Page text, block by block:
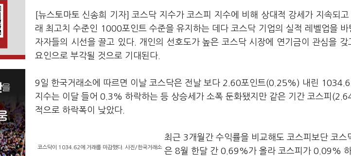
[뉴스토마토 신송희 기자] 코스닥 지수가 코스피 지수에 비해 상대적 강세가 지속되
래 최고치 수준인 1000포인트 수준을 유지하는 데다 코스닥 기업의 실적 레벨업을
자자들의 시선을 끌고 있다. 개인의 선호도가 높은 코스닥 시장에 연기금이 관심을
요인으로 부각될 것으로 기대된다.
9일 한국거래소에 따르면 이날 코스닥은 전날 보다 2.60포인트(0.25%) 내린
지수는 이달 들어 0.3% 하락하는 등 상승세가 소폭 둔화됐지만 같은 기간 코스피
적으로 하락폭이 낮았다.
코스닥이 1034.62에 거래를 마감했다. 사진/한국거래소
최근 3개월간 수익률을 비교해도 코스피보단 코스
은 8월 한달 간 0.69%가 올라 코스피가 0.09% 하